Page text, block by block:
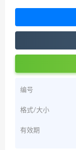
编号
格式/大小
有效期